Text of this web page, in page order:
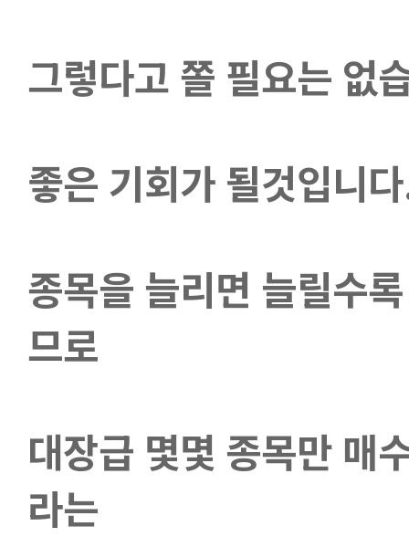
그렇다고 쫄 필요는 없
좋은 기회가 될것입니
종목을 늘리면 늘릴수
므로
대장급 몇몇 종목만 매
라는